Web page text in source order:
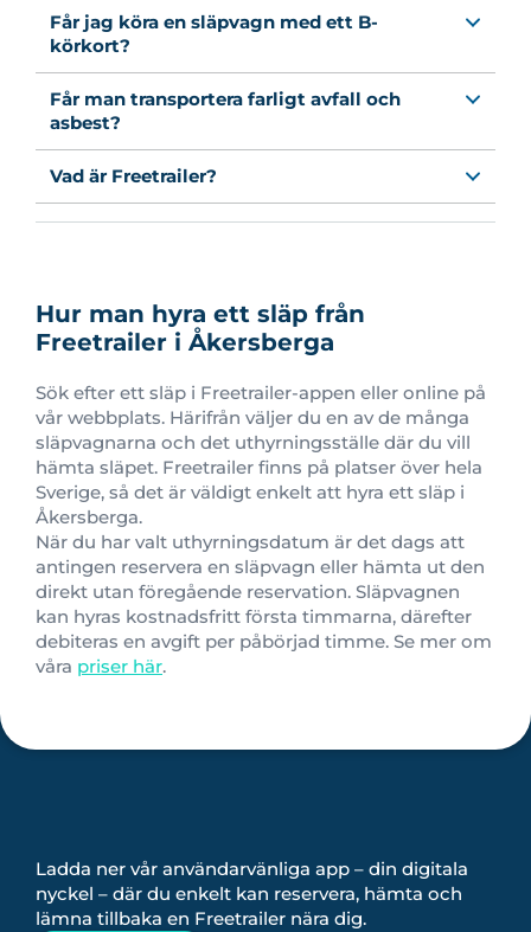
Får jag köra en släpvagn med ett B-
körkort?
Får man transportera farligt avfall och
asbest?
Vad är Freetrailer?
Hur man hyra ett släp från
Freetrailer i Åkersberga
Sök efter ett släp i Freetrailer-appen eller online på
vår webbplats. Härifrån väljer du en av de många
släpvagnarna och det uthyrningsställe där du vill
hämta släpet. Freetrailer finns på platser över hela
Sverige, så det är väldigt enkelt att hyra ett släp i
Åkersberga.
När du har valt uthyrningsdatum är det dags att
antingen reservera en släpvagn eller hämta ut den
direkt utan föregående reservation. Släpvagnen
kan hyras kostnadsfritt första timmarna, därefter
debiteras en avgift per påbörjad timme. Se mer om
våra priser här.
Ladda ner vår användarvänliga app – din digitala
nyckel – där du enkelt kan reservera, hämta och
lämna tillbaka en Freetrailer nära dig.